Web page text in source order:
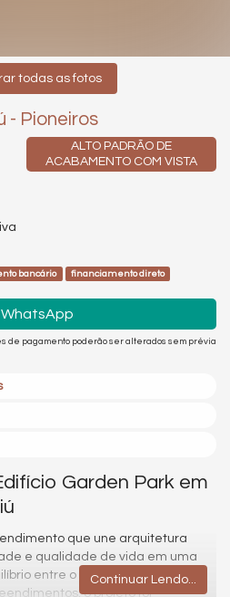
todas as fotos
- Pioneiros
ALTO PADRÃO DE
ACABAMENTO COM VISTA
bancário financiamento direto
WhatsApp
de pagamento poderão ser alterados sem prévia
Garden Park em
que une arquitetura
e qualidade de vida em uma
entre o urbano e o natural.
o projeto foi
Continuar Lendo...